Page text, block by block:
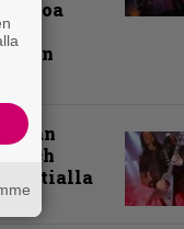
nostoa
Arch